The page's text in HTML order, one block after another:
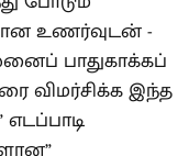
உணர்வுடன் -
பாதுகாக்கப்
விமர்சிக்க இந்த